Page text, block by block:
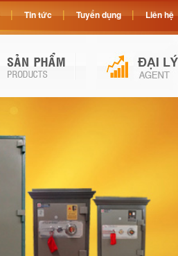
Tin tức Tuyển dụng Liên hệ